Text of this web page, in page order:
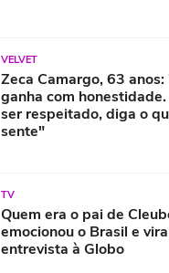
VELVET
Zeca Camargo, 63
ganha com
ser respeitado, diga o
sente"
TV
Quem era o pai de
emocionou o Brasil e
entrevista à Globo